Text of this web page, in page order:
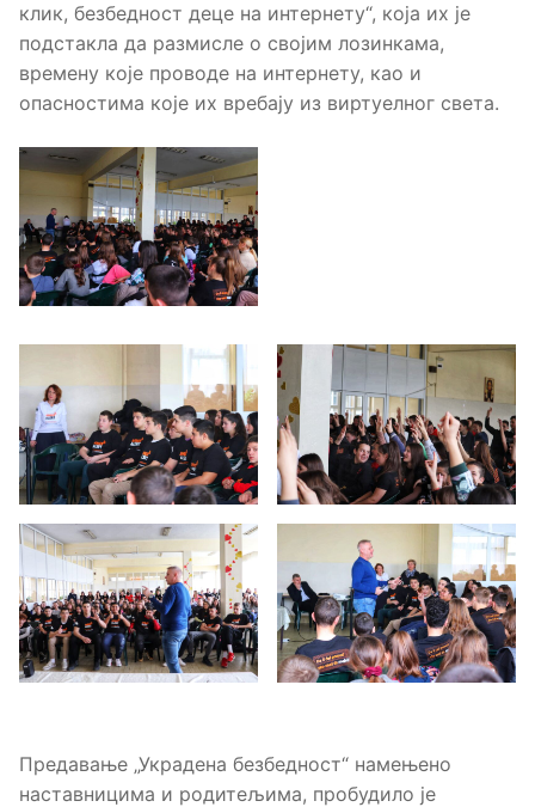
клик, безбедност деце на интернету“, која их је
подстакла да размисле о својим лозинкама,
времену које проводе на интернету, као и
опасностима које их вребају из виртуелног света.
Предавање „Украдена безбедност“ намењено
наставницима и родитељима, пробудило је